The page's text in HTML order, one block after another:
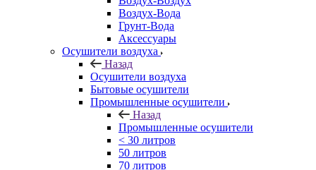
Воздух-Вода
Грунт-Вода
Аксессуары
Осушители воздуха
Назад
Осушители воздуха
Бытовые осушители
Промышленные осушители
Назад
Промышленные осушители
< 30 литров
50 литров
70 литров